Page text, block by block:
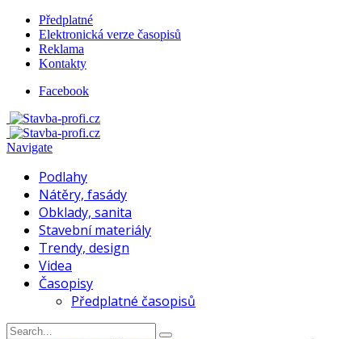
Předplatné
Elektronická verze časopisů
Reklama
Kontakty
Facebook
Navigate
Podlahy
Nátěry, fasády
Obklady, sanita
Stavební materiály
Trendy, design
Videa
Časopisy
Předplatné časopisů